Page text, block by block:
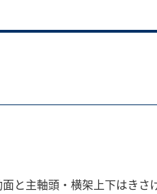
面と主軸頭・横架上下はき